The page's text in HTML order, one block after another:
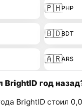
🇵🇭PHP
🇧🇩BDT
🇦🇷ARS
BrightID год
BrightID стоил